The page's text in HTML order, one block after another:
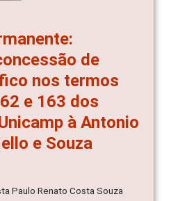
de
nos termos
e 163 dos
à Antonio
e Souza
Paulo Renato Costa Souza